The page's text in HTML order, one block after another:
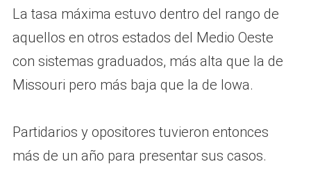
La tasa máxima estuvo dentro del rango de
aquellos en otros estados del Medio Oeste
con sistemas graduados, más alta que la de
Missouri pero más baja que la de Iowa.
Partidarios y opositores tuvieron entonces
más de un año para presentar sus casos.